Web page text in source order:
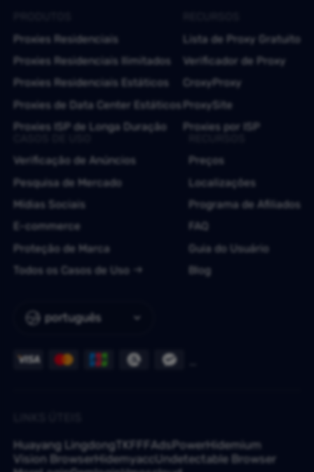
português
Proxies Residenciais
Proxies Residenciais Ilimitados
Proxies Residenciais Estáticos
Proxies de Data Center Estáticos
Proxies ISP de Longa Duração
Lista de Proxy Gratuito
Verificador de Proxy
CroxyProxy
ProxySite
Proxies por ISP
Verificação de Anúncios
Pesquisa de Mercado
Mídias Sociais
E-commerce
Proteção de Marca
Todos os Casos de Uso
Preços
Localizações
Programa de Afiliados
FAQ
Guia do Usuário
Blog
Huayang Lingdong TKFFF AdsPowerHidemium
Vision BrowserHidemyaccUndetectable Browser